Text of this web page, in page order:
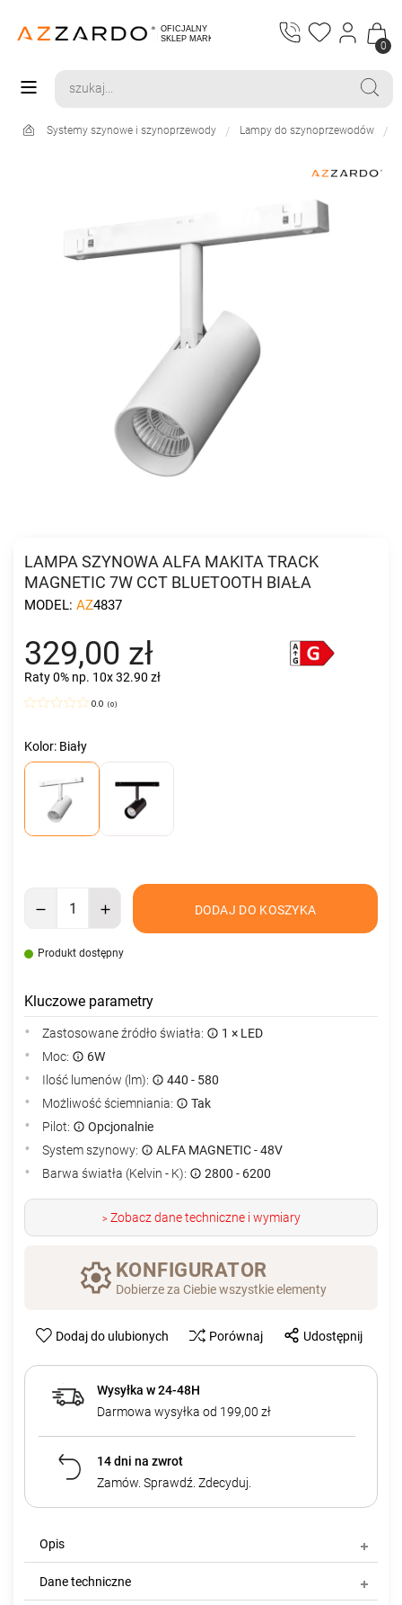
0
Systemy szynowe i szynoprzewody Lampy do szynoprzewodów
LAMPA SZYNOWA ALFA MAKITA TRACK
MAGNETIC 7W CCT BLUETOOTH BIAŁA
MODEL: AZ4837
329,00 zł
Raty 0% np. 10x 32.90 zł
0.0 (0)
Kolor: Biały
DODAJ DO KOSZYKA
Produkt dostępny
Kluczowe parametry
Zastosowane źródło światła:
1 × LED
Moc:
6W
Ilość lumenów (lm):
440 - 580
Możliwość ściemniania:
Tak
Pilot:
Opcjonalnie
System szynowy:
ALFA MAGNETIC - 48V
Barwa światła (Kelvin - K):
2800 - 6200
>Zobacz dane techniczne i wymiary
KONFIGURATOR
Dobierze za Ciebie wszystkie elementy
Dodaj do ulubionych Porównaj Udostępnij
Wysyłka w 24-48H
Darmowa wysyłka od 199,00 zł
14 dni na zwrot
Zamów. Sprawdź. Zdecyduj.
Opis
Dane techniczne